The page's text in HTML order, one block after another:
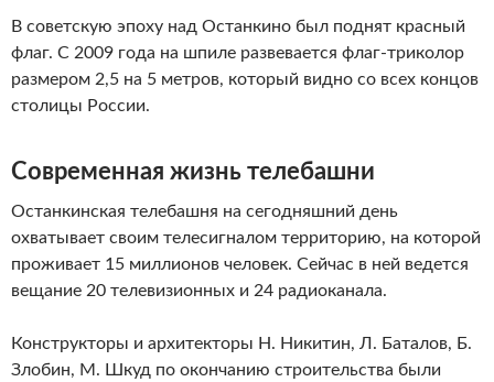
В советскую эпоху над Останкино был поднят красный
флаг. С 2009 года на шпиле развевается флаг-триколор
размером 2,5 на 5 метров, который видно со всех концов
столицы России.
Современная жизнь телебашни
Останкинская телебашня на сегодняшний день
охватывает своим телесигналом территорию, на которой
проживает 15 миллионов человек. Сейчас в ней ведется
вещание 20 телевизионных и 24 радиоканала.
Конструкторы и архитекторы Н. Никитин, Л. Баталов, Б.
Злобин, М. Шкуд по окончанию строительства были